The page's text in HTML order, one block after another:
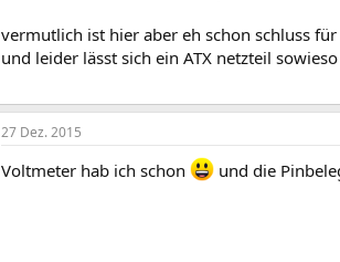
vermutlich ist hier aber eh schon schluss
und leider lässt sich ein ATX netzteil
27 Dez. 2015
Voltmeter hab ich schon und die